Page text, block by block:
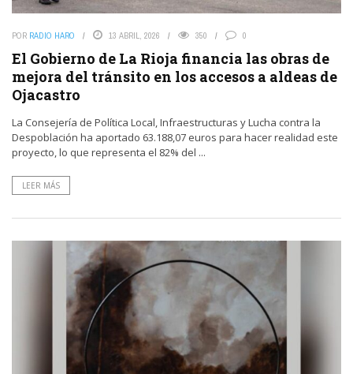
POR RADIO HARO 13 ABRIL, 2026 350 0
El Gobierno de La Rioja financia las obras de
mejora del tránsito en los accesos a aldeas de
Ojacastro
La Consejería de Política Local, Infraestructuras y Lucha contra la
Despoblación ha aportado 63.188,07 euros para hacer realidad este
proyecto, lo que representa el 82% del ...
LEER MÁS